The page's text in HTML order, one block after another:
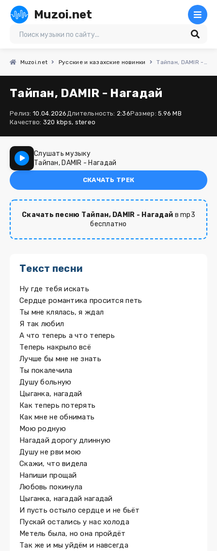
Muzoi.net
Muzoi.net Русские и казахские новинки Тайпан, DAMIR - Нагадай
Тайпан, DAMIR - Нагадай
Релиз: 10.04.2026Длительность: 2:36Размер: 5.96 MB
Качество: 320 kbps, stereo
Слушать музыку
Тайпан, DAMIR - Нагадай
СКАЧАТЬ ТРЕК
Скачать песню Тайпан, DAMIR - Нагадай в mp3
бесплатно
Текст песни
Ну где тебя искать
Сердце романтика просится петь
Ты мне клялась, я ждал
Я так любил
А что теперь а что теперь
Теперь накрыло всё
Лучше бы мне не знать
Ты покалечила
Душу больную
Цыганка, нагадай
Как теперь потерять
Как мне не обнимать
Мою родную
Нагадай дорогу длинную
Душу не рви мою
Скажи, что видела
Напиши прощай
Любовь покинула
Цыганка, нагадай нагадай
И пусть остыло сердце и не бьёт
Пускай остались у нас холода
Метель была, но она пройдёт
Так же и мы уйдём и навсегда